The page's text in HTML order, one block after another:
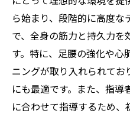
ら始まり、段階的に高度
で、全身の筋力と持久力
す。特に、足腰の強化や心
ニングが取り入れられて
にも最適です。また、指
に合わせて指導するため